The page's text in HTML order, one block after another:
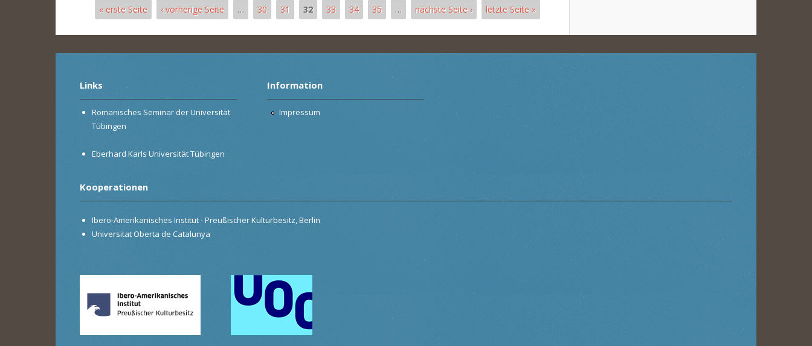
« erste Seite ‹ vorherige Seite … 30 31 32 33 34 35 … nächste Seite › letzte Seite »
Links
Romanisches Seminar der Universität
Tübingen
Eberhard Karls Universität Tübingen
Information
Impressum
Kooperationen
Ibero-Amerikanisches Institut - Preußischer Kulturbesitz, Berlin
Universitat Oberta de Catalunya